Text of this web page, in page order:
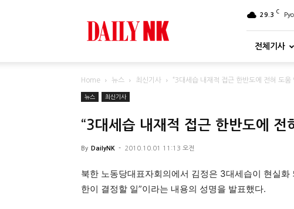
29.3 C
전체기사
Home 뉴스 최신기사 “3대세습 내재적 접근 한반도에 전혀 도움
뉴스 최신기사
“3대세습 내재적 접근 한반도에 전
By DailyNK - 2010.10.01 11:13 오전
북한 노동당대표자회의에서 김정은 3대세습이 현실
한이 결정할 일”이라는 내용의 성명을 발표했다.